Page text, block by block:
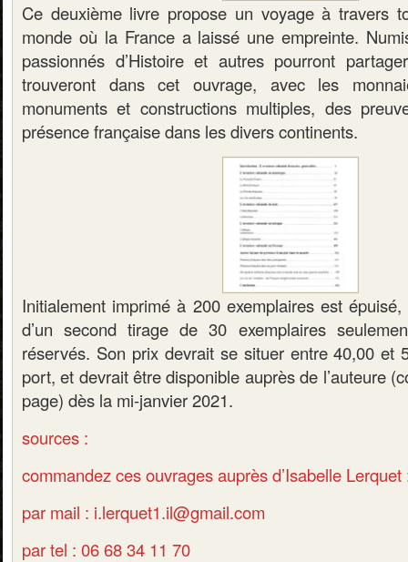
Ce deuxième livre propose un voyage à travers
monde où la France a laissé une empreinte.
passionnés d’Histoire et autres pourront
trouveront dans cet ouvrage, avec les
monuments et constructions multiples, des
présence française dans les divers continents.
Initialement imprimé à 200 exemplaires est
d’un second tirage de 30 exemplaires
réservés. Son prix devrait se situer entre 40,00 et
port, et devrait être disponible auprès de l’auteure
page) dès la mi-janvier 2021.
sources :
commandez ces ouvrages auprès d’Isabelle Lerquet
par mail : i.lerquet1.il@gmail.com
par tel : 06 68 34 11 70